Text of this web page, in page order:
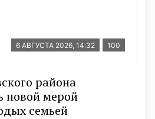
6 АВГУСТА 2026, 14:32 100
района
новой мерой
семьей